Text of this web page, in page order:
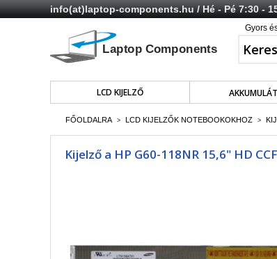
info(at)laptop-components.hu/ Hé - Pé 7:30 -
Gyors
LCD KIJELZŐ
FŐOLDALRA > LCD KIJELZŐK NOTEBOOKOKHOZ >
Kijelző a HP G60-118NR 15,6" HD